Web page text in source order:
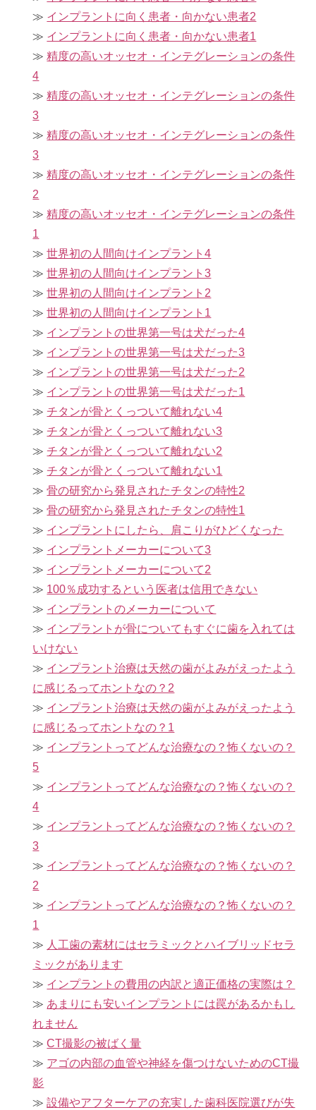
インプラントに向く患者・向かない患者2
インプラントに向く患者・向かない患者1
精度の高いオッセオ・インテグレーションの条件
4
精度の高いオッセオ・インテグレーションの条件
3
精度の高いオッセオ・インテグレーションの条件
3
精度の高いオッセオ・インテグレーションの条件
2
精度の高いオッセオ・インテグレーションの条件
1
世界初の人間向けインプラント4
世界初の人間向けインプラント3
世界初の人間向けインプラント2
世界初の人間向けインプラント1
インプラントの世界第一号は犬だった4
インプラントの世界第一号は犬だった3
インプラントの世界第一号は犬だった2
インプラントの世界第一号は犬だった1
チタンが骨とくっついて離れない4
チタンが骨とくっついて離れない3
チタンが骨とくっついて離れない2
チタンが骨とくっついて離れない1
骨の研究から発見されたチタンの特性2
骨の研究から発見されたチタンの特性1
インプラントにしたら、肩こりがひどくなった
インプラントメーカーについて3
インプラントメーカーについて2
100％成功するという医者は信用できない
インプラントのメーカーについて
インプラントが骨についてもすぐに歯を入れては
いけない
インプラント治療は天然の歯がよみがえったよう
に感じるってホントなの？2
インプラント治療は天然の歯がよみがえったよう
に感じるってホントなの？1
インプラントってどんな治療なの？怖くないの？
5
インプラントってどんな治療なの？怖くないの？
4
インプラントってどんな治療なの？怖くないの？
3
インプラントってどんな治療なの？怖くないの？
2
インプラントってどんな治療なの？怖くないの？
1
人工歯の素材にはセラミックとハイブリッドセラ
ミックがあります
インプラントの費用の内訳と適正価格の実際は？
あまりにも安いインプラントには罠があるかもし
れません
CT撮影の被ばく量
アゴの内部の血管や神経を傷つけないためのCT撮
影
設備やアフターケアの充実した歯科医院選びが失